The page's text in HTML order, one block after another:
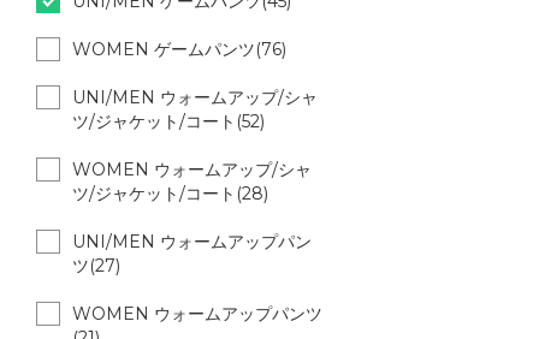
WOMEN ゲームパンツ(76)
UNI/MEN ウォームアップ/シャ
ツ/ジャケット/コート(52)
WOMEN ウォームアップ/シャ
ツ/ジャケット/コート(28)
UNI/MEN ウォームアップパン
ツ(27)
WOMEN ウォームアップパンツ